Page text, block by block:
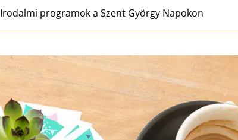
Irodalmi programok a Szent György Napokon